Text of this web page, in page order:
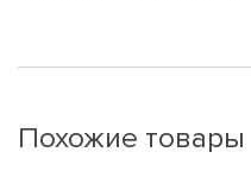
Похожие товары